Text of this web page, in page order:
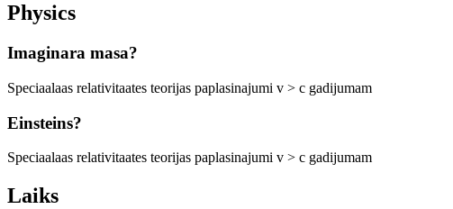
Physics
Imaginara masa?
Speciaalaas relativitaates teorijas paplasinajumi v > c gadijumam
Einsteins?
Speciaalaas relativitaates teorijas paplasinajumi v > c gadijumam
Laiks